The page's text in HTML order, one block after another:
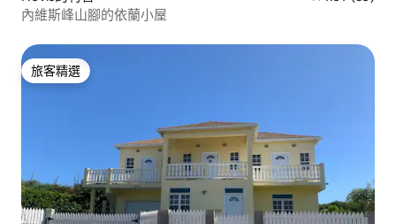
內維斯峰山腳的依蘭小屋
旅客精選
旅客精選